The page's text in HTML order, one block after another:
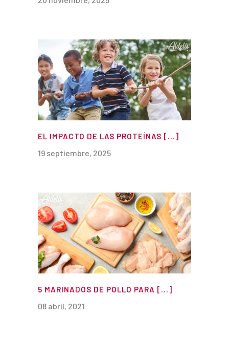
EL IMPACTO DE LAS PROTEÍNAS [...]
19 septiembre, 2025
5 MARINADOS DE POLLO PARA [...]
08 abril, 2021